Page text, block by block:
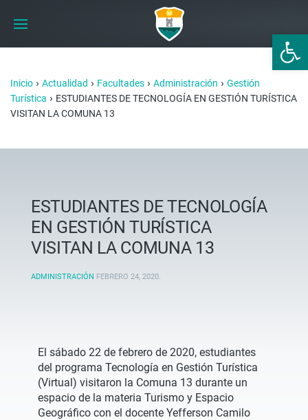
Abrir
Inicio › Actualidad › Facultades › Administración › Gestión
Turística › ESTUDIANTES DE TECNOLOGÍA EN GESTIÓN TURÍSTICA
VISITAN LA COMUNA 13
ESTUDIANTES DE TECNOLOGÍA
EN GESTIÓN TURÍSTICA
VISITAN LA COMUNA 13
ADMINISTRACIÓN FEBRERO 24, 2020.
El sábado 22 de febrero de 2020, estudiantes
del programa Tecnología en Gestión Turística
(Virtual) visitaron la Comuna 13 durante un
espacio de la materia Turismo y Espacio
Geográfico con el docente Yefferson Camilo